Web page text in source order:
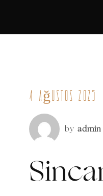
4 Ağustos 2025
by admin